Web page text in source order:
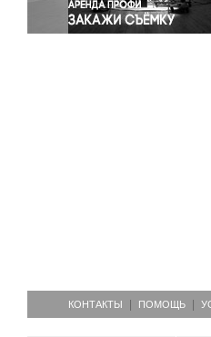
КОНТАКТЫ ПОМОЩЬ